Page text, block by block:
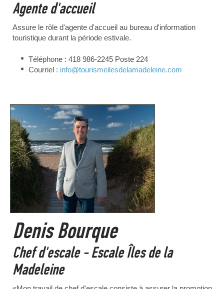
Agente d'accueil
Assure le rôle d'agente d'accueil au bureau d'information
touristique durant la période estivale.
Téléphone : 418 986-2245 Poste 224
Courriel : info@tourismeilesdelamadeleine.com
Denis Bourque
Chef d'escale - Escale Îles de la
Madeleine